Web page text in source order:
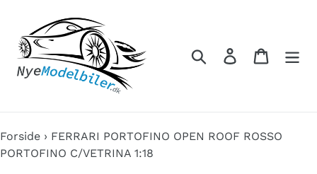
indhold
Søg
Log ind
Forside › FERRARI PORTOFINO OPEN ROOF ROSSO
PORTOFINO C/VETRINA 1:18